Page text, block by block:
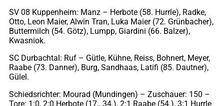
SV 08 Kuppenheim: Manz – Herbote (58. Hurrle), Radke,
Otto, Leon Maier, Alwin Tran, Luka Maier (72. Grünbacher),
Buttermilch (54. Götz), Lumpp, Giardini (66. Balzer),
Kwasniok.
SC Durbachtal: Ruf – Gütle, Kühne, Reiss, Bohnert, Meyer,
Raabe (73. Danner), Burg, Sandhaas, Latifi (85. Dautner),
Gülel.
Schiedsrichter: Mourad (Mundingen) – Zuschauer: 150 –
Tore: 1:0, 2:0 Herbote (17., 34.), 2:1 Raabe (54.), 3:1 Hurrle